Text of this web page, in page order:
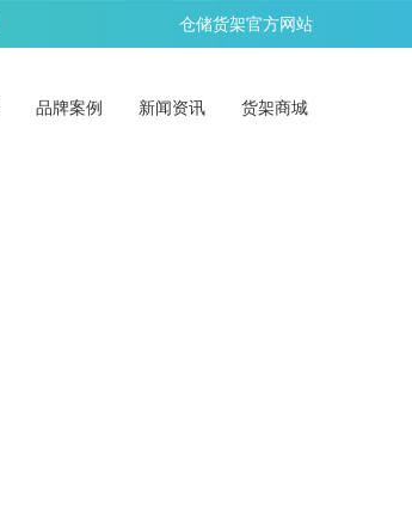
仓储货架官方网站
品牌案例 新闻资讯 货架商城